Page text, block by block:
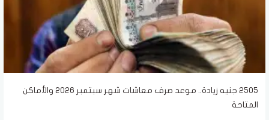
2505 جنيه زيادة.. موعد صرف معاشات شهر سبتمبر 2026 والأماكن
المتاحة